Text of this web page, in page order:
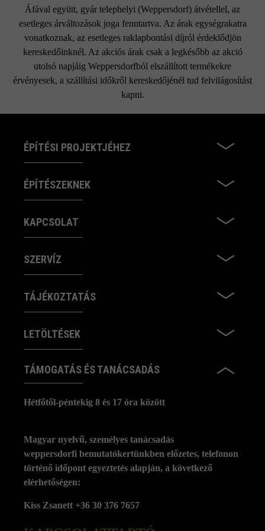
Áfával együtt, gyár telephelyi (Weppersdorf) átvétellel, az
esetleges árváltozások joga fenntartva. Az árak egységrakatra
vonatkoznak, az esetleges raklapbontási díjról érdeklődjön
kereskedőinknél. Az akciós árak csak a legkésőbb az akció
utolsó napjáig Weppersdorfból elszállított termékekre
érvényesek, a szállítási időkről kereskedőjénél tud felvilágosítást
kapni.
ÉPÍTÉSI PROJEKTJÉHEZ
ÉPÍTÉSZEKNEK
KAPCSOLAT
SZERVÍZ
TÁJÉKOZTATÁS
LETÖLTÉSEK
TÁMOGATÁS ÉS TANÁCSADÁS
Hétfőtől-péntekig 8 és 17 óra között
Magyar nyelvű, személyes tanácsadás
weppersdorfi bemutatókertünkben előzetes, telefonon
történő időpont egyeztetés alapján, a következő
elérhetőségen:
Kiss Zsanett +36 30 376 7657